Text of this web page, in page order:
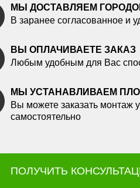
МЫ ДОСТАВЛЯЕМ
В заранее согласованное и
ВЫ ОПЛАЧИВАЕТЕ ЗАКАЗ
Любым удобным для Вас
МЫ УСТАНАВЛИВАЕМ
Вы можете заказать монтаж
самостоятельно
ПОЛУЧИТЬ